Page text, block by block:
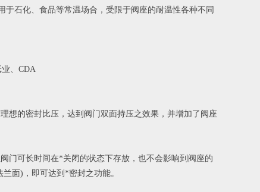
石化、食品等常温场合，受限于阀座的耐温性各种不同
、CDA
想的密封比压，达到阀门双面持压之效果，并增加了阀座
门可长时间在*关闭的状态下存放，也不会影响到阀座的
面)，即可达到*密封之功能。